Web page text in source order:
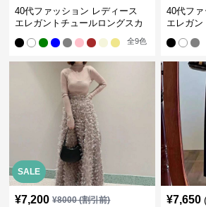
40代ファッション レディース
エレガントチュールロングスカ
全9色
40代フ
エレガ
SALE
¥7,200 ¥8000(割引前) ¥7,650